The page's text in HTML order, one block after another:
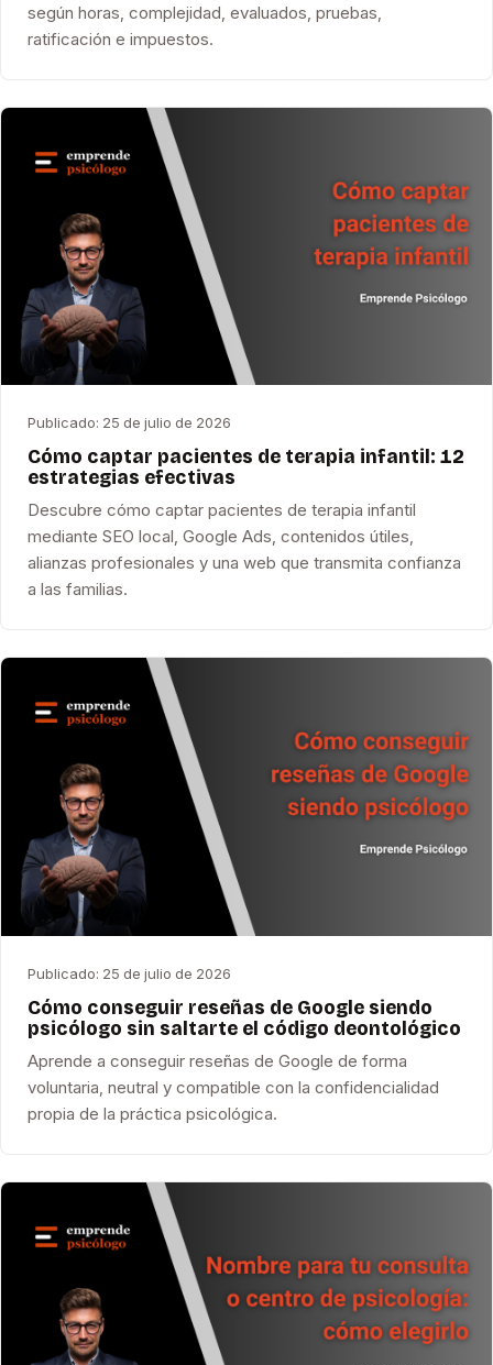
según horas, complejidad, evaluados, pruebas,
ratificación e impuestos.
Publicado: 25 de julio de 2026
Cómo captar pacientes de terapia infantil: 12
estrategias efectivas
Descubre cómo captar pacientes de terapia infantil
mediante SEO local, Google Ads, contenidos útiles,
alianzas profesionales y una web que transmita confianza
a las familias.
Publicado: 25 de julio de 2026
Cómo conseguir reseñas de Google siendo
psicólogo sin saltarte el código deontológico
Aprende a conseguir reseñas de Google de forma
voluntaria, neutral y compatible con la confidencialidad
propia de la práctica psicológica.